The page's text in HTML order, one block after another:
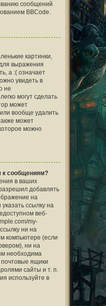
сообщений
BBCode.
картинки,
выражения
а :( означает
увидеть в
не
могут сделать
может
вообще удалить
может
можно
к сообщениям?
в ваших
добавлять
на
ссылку на
веб-
my-
ни на
компьютере (если
ни на
необходима
ящики
сайты и т. п.
используйте в